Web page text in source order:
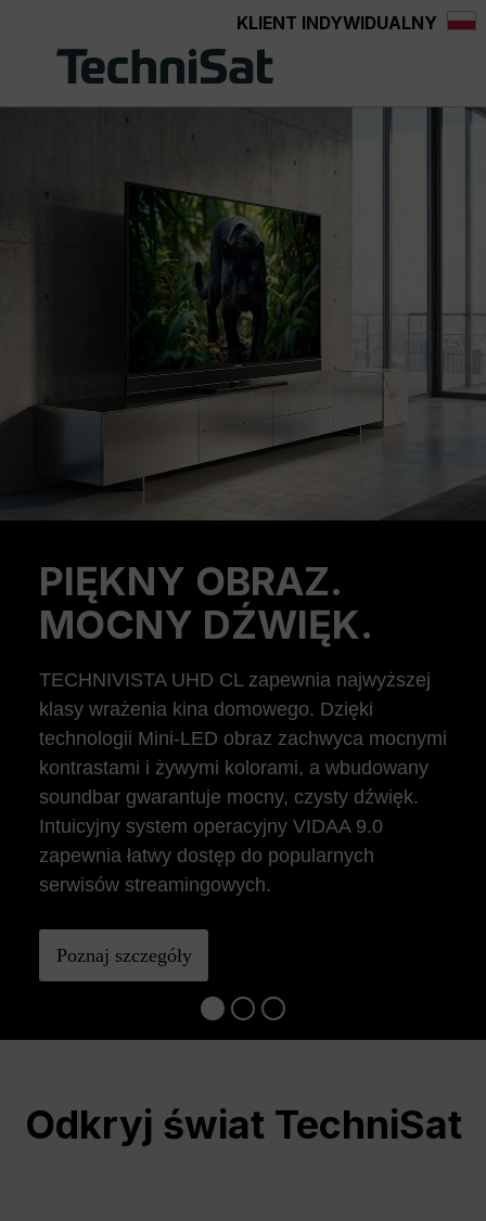
Przejdź do głównej zawartościKLIENT INDYWIDUALNY
PIĘKNY OBRAZ.
MOCNY DŹWIĘK.
TECHNIVISTA UHD CL zapewnia najwyższej
klasy wrażenia kina domowego. Dzięki
technologii Mini-LED obraz zachwyca mocnymi
kontrastami i żywymi kolorami, a wbudowany
soundbar gwarantuje mocny, czysty dźwięk.
Intuicyjny system operacyjny VIDAA 9.0
zapewnia łatwy dostęp do popularnych
serwisów streamingowych.
Poznaj szczegóły
Previous
Odkryj świat TechniSat